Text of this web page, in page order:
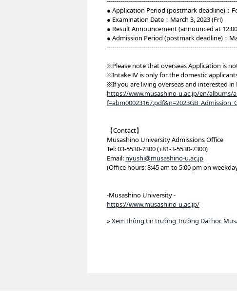
● Application Period (postmark deadline)：
● Examination Date：March 3, 2023 (Fri)
● Result Announcement (announced at
● Admission Period (postmark deadline)：
※Please note that overseas Application is
※Intake Ⅳ is only for the domestic
※If you are living overseas and interested in
https://www.musashino-u.ac.jp/en/albums/
【Contact】
Musashino University Admissions Office
Tel: 03-5530-7300 (+81-3-5530-7300)
Email: nyushi@musashino-u.ac.jp
(Office hours: 8:45 am to 5:00 pm on
-Musashino University -
https://www.musashino-u.ac.jp/
» Xem thông tin trường Trường Đại học